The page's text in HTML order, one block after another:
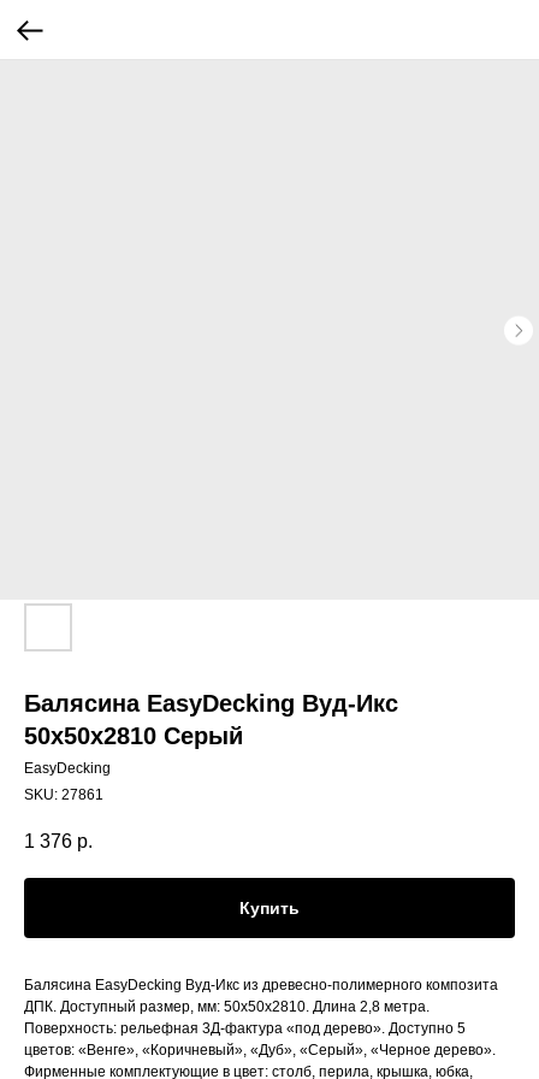
Балясина EasyDecking Вуд-Икс
50х50х2810 Серый
EasyDecking
SKU: 27861
1 376 р.
Купить
Балясина EasyDecking Вуд-Икс из древесно-полимерного композита
ДПК. Доступный размер, мм: 50х50х2810. Длина 2,8 метра.
Поверхность: рельефная 3Д-фактура «под дерево». Доступно 5
цветов: «Венге», «Коричневый», «Дуб», «Серый», «Черное дерево».
Фирменные комплектующие в цвет: столб, перила, крышка, юбка,